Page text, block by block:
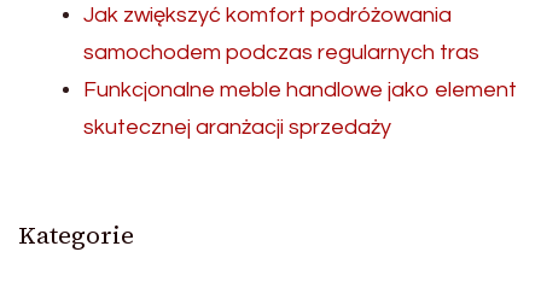
Jak zwiększyć komfort podróżowania
samochodem podczas regularnych tras
Funkcjonalne meble handlowe jako element
skutecznej aranżacji sprzedaży
Kategorie